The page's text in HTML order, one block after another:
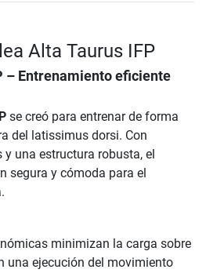
Alta Taurus IFP
– Entrenamiento eficiente
se creó para entrenar de forma
del latissimus dorsi. Con
una estructura robusta, el
segura y cómoda para el
minimizan la carga sobre
una ejecución del movimiento